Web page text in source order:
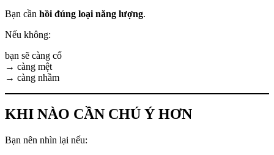
Bạn cần hồi đúng loại năng lượng.
Nếu không:
bạn sẽ càng cố
→ càng mệt
→ càng nhầm
KHI NÀO CẦN CHÚ Ý HƠN
Bạn nên nhìn lại nếu: